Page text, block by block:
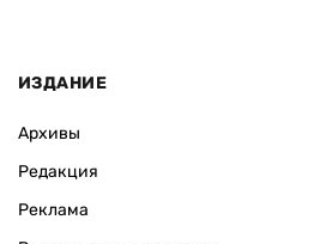
ИЗДАНИЕ
Архивы
Редакция
Реклама